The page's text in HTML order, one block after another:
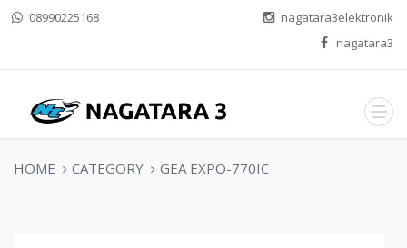
08990225168
nagatara3elektronik
nagatara3
HOME CATEGORY GEA EXPO-770IC